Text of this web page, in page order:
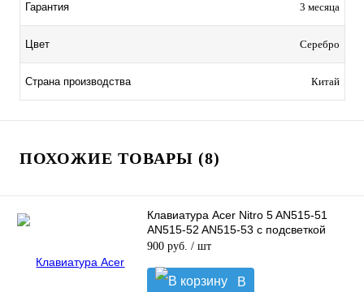
Гарантия 3 месяца
Цвет Серебро
Страна производства Китай
ПОХОЖИЕ ТОВАРЫ (8)
Клавиатура Acer Nitro 5 AN515-51
AN515-52 AN515-53 с подсветкой
900 руб. / шт
В